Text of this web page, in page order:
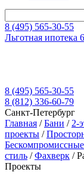
8 (495) 565-30-55
Льготная ипотека
8 (495) 565-30-55
8 (812) 336-60-79
Санкт-Петербург
Главная /Бани / 2-
проекты /
стиль /Фахверк /
Проекты